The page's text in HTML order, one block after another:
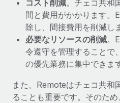
コスト削減。チェコ共和
間と費用がかかります。
除し、間接費用を削減し
必要なリソースの削減。
令遵守を管理することで
の優先業務に集中できま
また、Remoteはチェコ共和
ることも重要です。そのた